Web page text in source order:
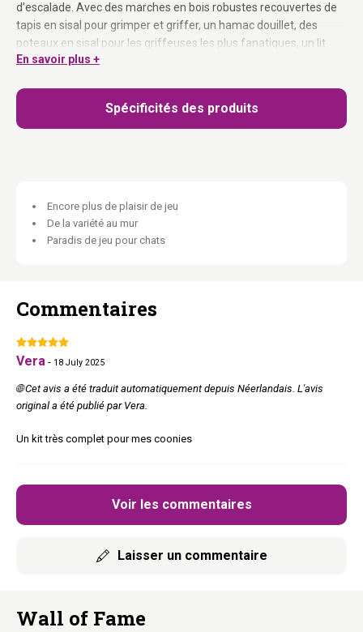
d’escalade. Avec des marches en bois robustes recouvertes de
tapis en sisal pour grimper et griffer, un hamac douillet, des
poteaux en sisal pour les griffeuses les plus fanatiques, un lit
confortable et un espace de détente unique en forme de lune.
aiment grimper, griffer et se détendre avec style. Peut être
monté de différentes façons — adapte la disposition à la taille et
aux capacités de tes chats. Coussins faciles à laver avec
1x Moon 40, 1x Relax 50, 1x Step 25 (set de 3), 1x Horizon 1530
(set de 2), 3x Climb 1560 set, 1x Hang Round 1548 set, 2x Level
Rebels.
Coussins lavables :
Plusieurs configurations possibles :
Ton mur. Leur paradis.
En savoir plus +
Spécificités des produits
Encore plus de plaisir de jeu
De la variété au mur
Paradis de jeu pour chats
Commentaires
Voir les commentaires
Laisser un commentaire
Vera - 18 July 2025
🌐 Cet avis a été traduit automatiquement depuis Néerlandais. L'avis
original a été publié par Vera.
Un kit très complet pour mes coonies
Wall of Fame